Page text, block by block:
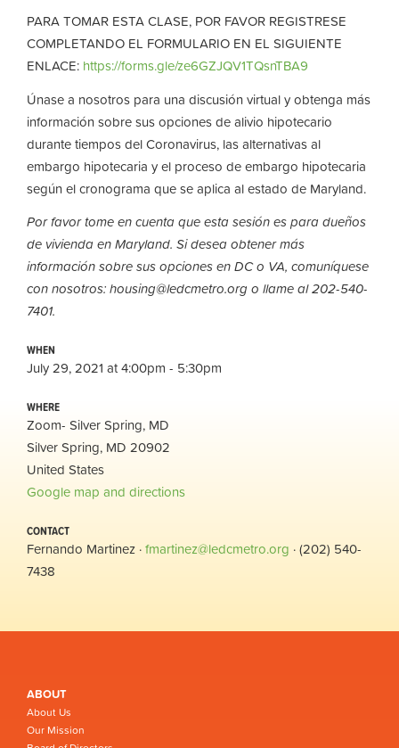
PARA TOMAR ESTA CLASE, POR FAVOR REGISTRESE
COMPLETANDO EL FORMULARIO EN EL SIGUIENTE
ENLACE: https://forms.gle/ze6GZJQV1TQsnTBA9
Únase a nosotros para una discusión virtual y obtenga más
información sobre sus opciones de alivio hipotecario
durante tiempos del Coronavirus, las alternativas al
embargo hipotecaria y el proceso de embargo hipotecaria
según el cronograma que se aplica al estado de Maryland.
Por favor tome en cuenta que esta sesión es para dueños
de vivienda en Maryland. Si desea obtener más
información sobre sus opciones en DC o VA, comuníquese
con nosotros:housing@ledcmetro.org o llame al 202-540-
7401.
WHEN
July 29, 2021 at 4:00pm - 5:30pm
WHERE
Zoom- Silver Spring, MD
Silver Spring, MD 20902
United States
Google map and directions
CONTACT
Fernando Martinez ·fmartinez@ledcmetro.org · (202) 540-
7438
ABOUT
About Us
Our Mission